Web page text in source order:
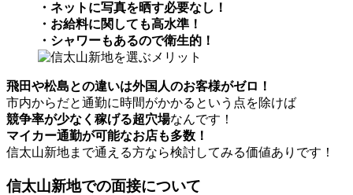
・ネットに写真を晒す必要なし！
・お給料に関しても高水準！
・シャワーもあるので衛生的！
飛田や松島との違いは外国人のお客様がゼロ！
市内からだと通勤に時間がかかるという点を除けば
競争率が少なく稼げる超穴場なんです！
マイカー通勤が可能なお店も多数！
信太山新地まで通える方なら検討してみる価値ありです！
信太山新地での面接について